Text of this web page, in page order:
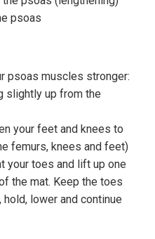
psoas
psoas muscles stronger:
slightly up from the
your feet and knees to
femurs, knees and feet)
your toes and lift up one
the mat. Keep the toes
lower and continue